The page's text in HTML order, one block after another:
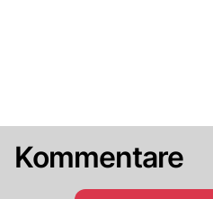
Kommentare